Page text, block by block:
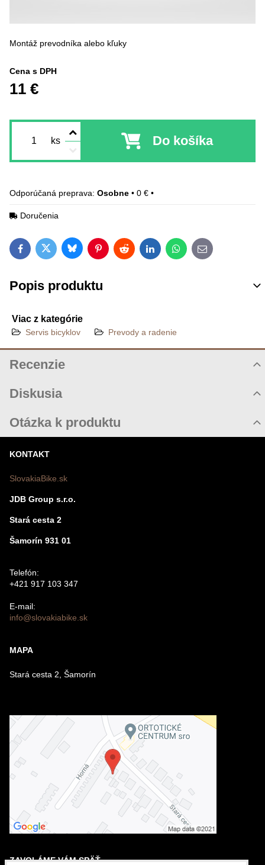
Montáž prevodníka alebo kľuky
Cena s DPH
11 €
ks Do košíka
Osobne • 0 € •
Doručenia
FacebookTwitterBlueskyPinterestRedditLinkedInWhatsApp
E-mail
Popis produktu
Viac z kategórie
Servis bicyklov Prevody a radenie
Recenzie
Diskusia
Zatiaľ nie sú žiadne komentáre! Buďte prvý!
Nový komentár
Otázka k produktu
MENO
VÁŠ E-MAIL
KONTAKT
SlovakiaBike.sk
JDB Group s.r.o.
Stará cesta 2
Šamorín 931 01
Telefón:
+421 917 103 347
E-mail:
info@slovakiabike.sk
MAPA
Stará cesta 2, Šamorín
ZAVOLÁME VÁM SPÄŤ